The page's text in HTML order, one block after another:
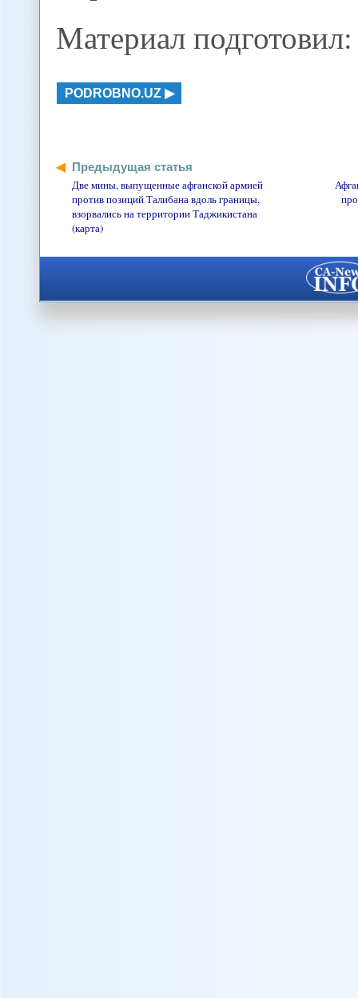
Материал
PODROBNO.UZ
Предыдущая статья
Две мины, выпущенные афганской армией
против позиций Талибана вдоль границы,
взорвались на территории Таджикистана
(карта)